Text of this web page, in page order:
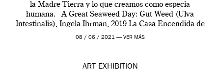
la Madre Tierra y lo que creamos como especia
humana. A Great Seaweed Day: Gut Weed (Ulva
Intestinalis), Ingela Ihrman, 2019 La Casa Encendida de
Madrid y la Wellcome […]
08 / 06 / 2021 — VER MÁS
ART EXHIBITION